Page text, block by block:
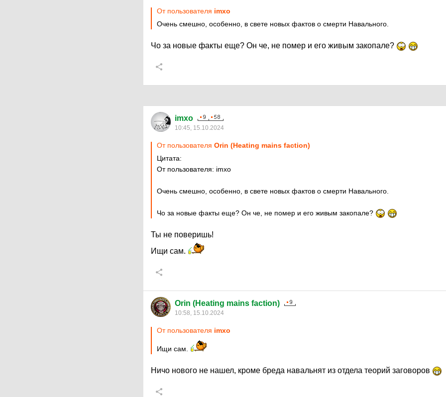
От пользователя imxo
Очень смешно, особенно, в свете новых фактов о смерти Навального.
Чо за новые факты еще? Он че, не помер и его живым закопале?
imxo
10:45, 15.10.2024
От пользователя Orin (Heating mains faction)
Цитата:
От пользователя: imxo
Очень смешно, особенно, в свете новых фактов о смерти Навального.
Чо за новые факты еще? Он че, не помер и его живым закопале?
Ты не поверишь!
Ищи сам.
Orin (Heating mains faction)
10:58, 15.10.2024
От пользователя imxo
Ищи сам.
Ничо нового не нашел, кроме бреда навальнят из отдела теорий заговоров